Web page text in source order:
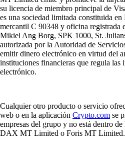
su licencia de miembro principal de
es una sociedad limitada constituida
mercantil C 90348 y oficina registrada
Mikiel Ang Borg, SPK 1000, St.
autorizada por la Autoridad de
emitir dinero electrónico en virtud del
instituciones financieras que regula las
electrónico.
Cualquier otro producto o servicio
web o en la aplicación Crypto.com se
empresas del grupo y no está dentro
DAX MT Limited o Foris MT Limited.